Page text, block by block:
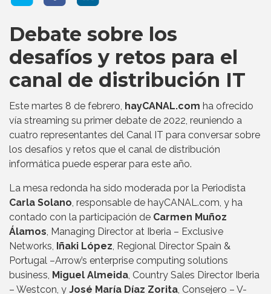
Debate sobre los
desafíos y retos para el
canal de distribución IT
Este martes 8 de febrero, hayCANAL.com ha ofrecido
vía streaming su primer debate de 2022, reuniendo a
cuatro representantes del Canal IT para conversar sobre
los desafíos y retos que el canal de distribución
informática puede esperar para este año.
La mesa redonda ha sido moderada por la Periodista
Carla Solano , responsable de hayCANAL.com, y ha
contado con la participación de Carmen Muñoz
Álamos , Managing Director at Iberia – Exclusive
Networks, Iñaki López , Regional Director Spain &
Portugal –Arrow’s enterprise computing solutions
business, Miguel Almeida , Country Sales Director Iberia
– Westcon, y José María Díaz Zorita , Consejero – V-